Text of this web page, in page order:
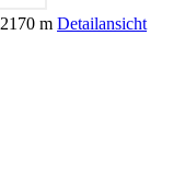
2170 m Detailansicht